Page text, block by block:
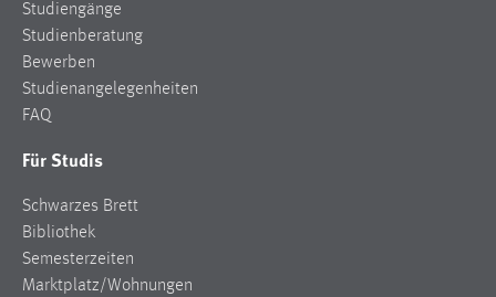
Studiengänge
Studienberatung
Bewerben
Studienangelegenheiten
FAQ
Für Studis
Schwarzes Brett
Bibliothek
Semesterzeiten
Marktplatz/Wohnungen